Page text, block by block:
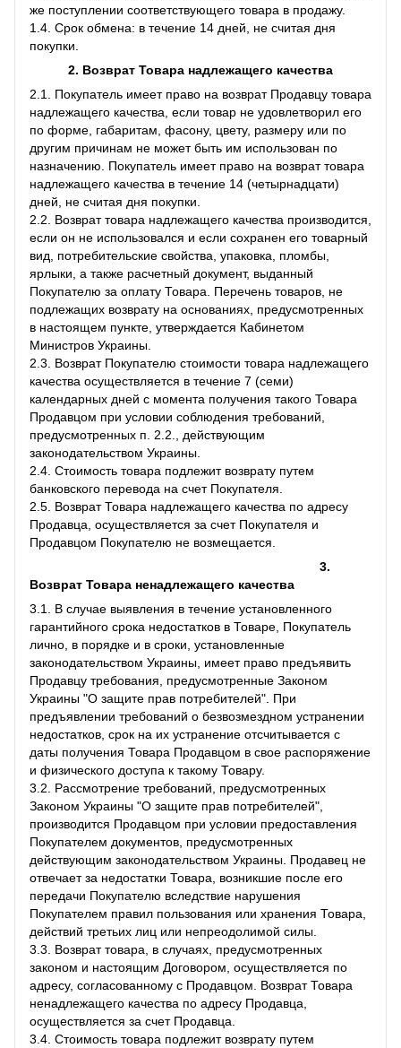
же поступлении соответствующего товара в продажу.
1.4. Срок обмена: в течение 14 дней, не считая дня
покупки.
2. Возврат Товара надлежащего качества
2.1. Покупатель имеет право на возврат Продавцу товара
надлежащего качества, если товар не удовлетворил его
по форме, габаритам, фасону, цвету, размеру или по
другим причинам не может быть им использован по
назначению. Покупатель имеет право на возврат товара
надлежащего качества в течение 14 (четырнадцати)
дней, не считая дня покупки.
2.2. Возврат товара надлежащего качества производится,
если он не использовался и если сохранен его товарный
вид, потребительские свойства, упаковка, пломбы,
ярлыки, а также расчетный документ, выданный
Покупателю за оплату Товара. Перечень товаров, не
подлежащих возврату на основаниях, предусмотренных
в настоящем пункте, утверждается Кабинетом
Министров Украины.
2.3. Возврат Покупателю стоимости товара надлежащего
качества осуществляется в течение 7 (семи)
календарных дней с момента получения такого Товара
Продавцом при условии соблюдения требований,
предусмотренных п. 2.2., действующим
законодательством Украины.
2.4. Стоимость товара подлежит возврату путем
банковского перевода на счет Покупателя.
2.5. Возврат Товара надлежащего качества по адресу
Продавца, осуществляется за счет Покупателя и
Продавцом Покупателю не возмещается.
3.
Возврат Товара ненадлежащего качества
3.1. В случае выявления в течение установленного
гарантийного срока недостатков в Товаре, Покупатель
лично, в порядке и в сроки, установленные
законодательством Украины, имеет право предъявить
Продавцу требования, предусмотренные Законом
Украины "О защите прав потребителей". При
предъявлении требований о безвозмездном устранении
недостатков, срок на их устранение отсчитывается с
даты получения Товара Продавцом в свое распоряжение
и физического доступа к такому Товару.
3.2. Рассмотрение требований, предусмотренных
Законом Украины "О защите прав потребителей",
производится Продавцом при условии предоставления
Покупателем документов, предусмотренных
действующим законодательством Украины. Продавец не
отвечает за недостатки Товара, возникшие после его
передачи Покупателю вследствие нарушения
Покупателем правил пользования или хранения Товара,
действий третьих лиц или непреодолимой силы.
3.3. Возврат товара, в случаях, предусмотренных
законом и настоящим Договором, осуществляется по
адресу, согласованному с Продавцом. Возврат Товара
ненадлежащего качества по адресу Продавца,
осуществляется за счет Продавца.
3.4. Стоимость товара подлежит возврату путем